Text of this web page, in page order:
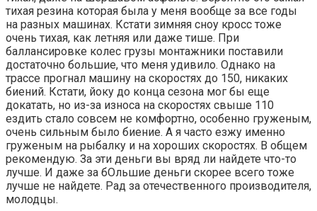
тихая резина которая была у меня вообще за все годы
на разных машинах. Кстати зимняя сноу кросс тоже
очень тихая, как летняя или даже тише. При
баллансировке колес грузы монтажники поставили
достаточно большие, что меня удивило. Однако на
трассе прогнал машину на скоростях до 150, никаких
биений. Кстати, йоку до конца сезона мог бы еще
докатать, но из-за износа на скоростях свыше 110
ездить стало совсем не комфортно, особенно груженым,
очень сильным было биение. А я часто езжу именно
груженым на рыбалку и на хороших скоростях. В общем
рекомендую. За эти деньги вы вряд ли найдете что-то
лучше. И даже за бОльшие деньги скорее всего тоже
лучше не найдете. Рад за отечественного производителя,
молодцы.